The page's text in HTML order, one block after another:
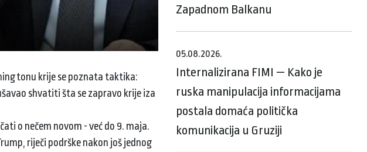
krije se poznata taktika:
shvatiti šta se zapravo krije iza
o nečem novom - već do 9. maja.
riječi podrške nakon još jednog
Zapadnom Balkanu
05.08.2026.
Internalizirana FIMI — Kako je
ruska manipulacija informacijama
postala domaća politička
komunikacija u Gruziji